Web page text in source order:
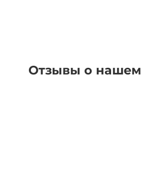
Отзывы о нашем